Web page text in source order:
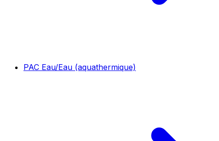
PAC Eau/Eau (aquathermique)